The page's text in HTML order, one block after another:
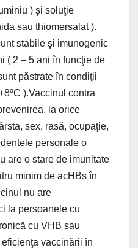
) şi soluţie
sau thiomersalat ).
stabile şi imunogenic
( 2 – 5 ani în funcţie de
păstrate în condiţii
).Vaccinul contra
la orice
sex, rasă, ocupaţie,
personale o
are o stare de imunitate
minim de acHBs în
nu are
la persoanele cu
cu VHB sau
vaccinării în